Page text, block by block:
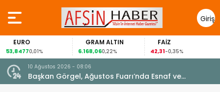
Giriş
Yap
0,01%
GRAM ALTIN
6.168,06 0,22%
FAİZ
-0,35%
10 Ağustos 2026 - 08:06
Başkan Görgel, Ağustos Fuarı’nda Esnaf ve
Vatandaşlarla Buluştu.